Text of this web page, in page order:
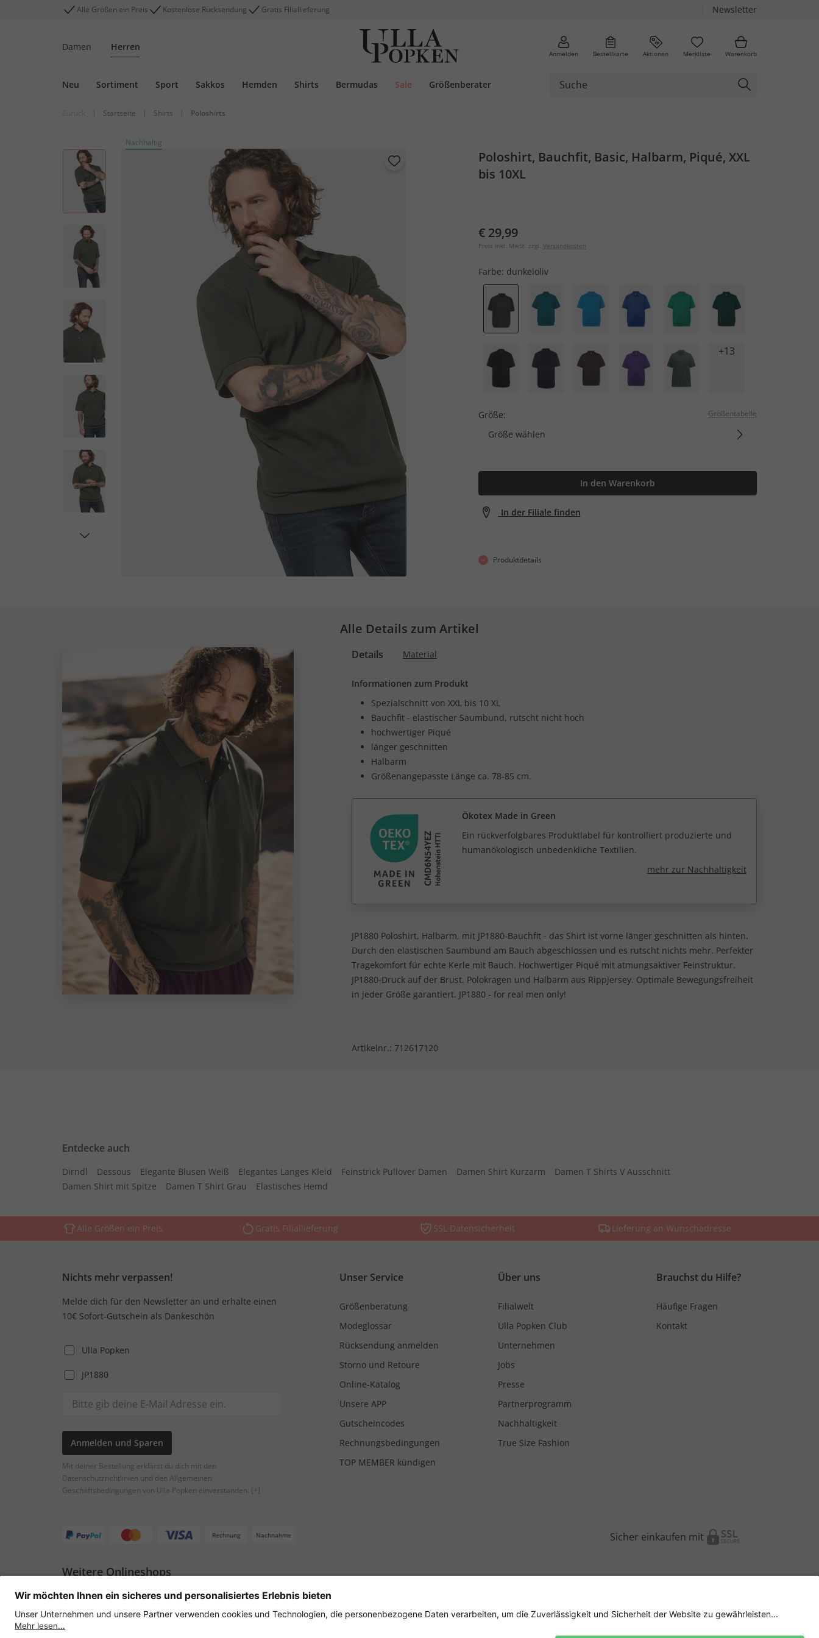
Alle Größen ein Preis Kostenlose Rücksendung Gratis Filiallieferung Newsletter
Damen Herren
Anmelden Bestellkarte Aktionen Merkliste Warenkorb
Neu Sortiment Sport Sakkos Hemden Shirts Bermudas Sale Größenberater
| Startseite | Shirts | Poloshirts
Nachhaltig
Poloshirt, Bauchfit, Basic, Halbarm, Piqué, XXL
bis 10XL
€ 29,99
Preis inkl. MwSt. zzgl. Versandkosten
Farbe: dunkeloliv
+13
Größe: Größentabelle
Größe wählen
In den Warenkorb
In der Filiale finden
Produktdetails
Alle Details zum Artikel
Details Material
Informationen zum Produkt
Spezialschnitt von XXL bis 10 XL
Bauchfit - elastischer Saumbund, rutscht nicht hoch
hochwertiger Piqué
länger geschnitten
Halbarm
Größenangepasste Länge ca. 78-85 cm.
Ökotex Made in Green
Ein rückverfolgbares Produktlabel für kontrolliert produzierte und
humanökologisch unbedenkliche Textilien.
mehr zur Nachhaltigkeit
JP1880 Poloshirt, Halbarm, mit JP1880-Bauchfit - das Shirt ist vorne länger geschnitten als hinten.
Durch den elastischen Saumbund am Bauch abgeschlossen und es rutscht nichts mehr. Perfekter
Tragekomfort für echte Kerle mit Bauch. Hochwertiger Piqué mit atmungsaktiver Feinstruktur.
JP1880-Druck auf der Brust. Polokragen und Halbarm aus Rippjersey. Optimale Bewegungsfreiheit
in jeder Größe garantiert. JP1880 - for real men only!
Artikelnr.: 712617120
Entdecke auch
Dirndl Dessous Elegante Blusen Weiß Elegantes Langes Kleid Feinstrick Pullover Damen Damen Shirt Kurzarm
Damen T Shirts V Ausschnitt
Damen Shirt mit Spitze
Damen T Shirt Grau Elastisches Hemd
Alle Größen ein Preis Gratis Filiallieferung SSL Datensicherheit Lieferung an Wunschadresse
Nichts mehr verpassen!
Melde dich für den Newsletter an und erhalte einen
10€ Sofort-Gutschein als Dankeschön
Ulla Popken
JP1880
Anmelden und Sparen
Mit deiner Bestellung erklärst du dich mit den
Datenschutzrichtlinien und den Allgemeinen
Geschäftsbedingungen von Ulla Popken einverstanden. [+]
Unser Service
Größenberatung
Modeglossar
Rücksendung anmelden
Storno und Retoure
Online-Katalog
Unsere APP
Gutscheincodes
Rechnungsbedingungen
TOP MEMBER kündigen
Über uns
Filialwelt
Ulla Popken Club
Unternehmen
Jobs
Presse
Partnerprogramm
Nachhaltigkeit
True Size Fashion
Brauchst du Hilfe?
Häufige Fragen
Kontakt
Rechnung Nachnahme Sicher einkaufen mit
Weitere Onlineshops
Österreich